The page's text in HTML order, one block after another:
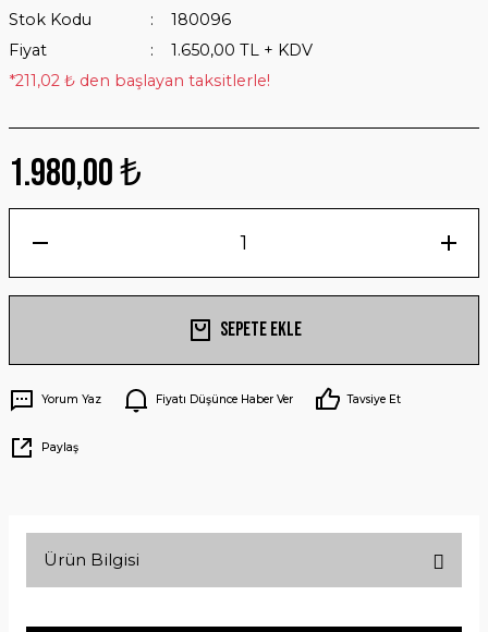
Stok Kodu
180096
Fiyat
1.650,00 TL + KDV
*211,02 ₺ den başlayan taksitlerle!
1.980,00 ₺
Sepete Ekle
Yorum Yaz Fiyatı Düşünce Haber Ver Tavsiye Et
Paylaş
Ürün Bilgisi